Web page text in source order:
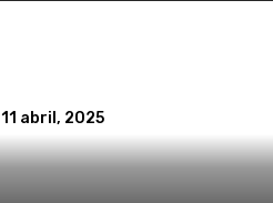
11 abril, 2025